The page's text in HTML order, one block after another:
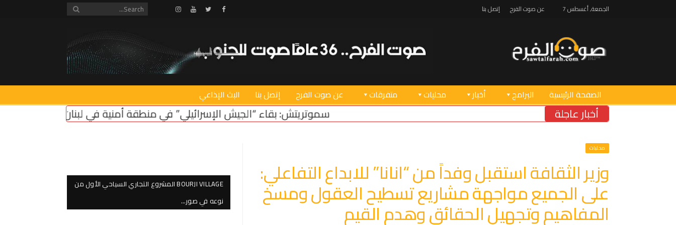
الجمعة, أغسطس 7 عن صوت الفرح إتصل بنا Facebook
Twitter
Youtube
Instagram
الصفحة الرئيسية البرامج أخبار محليات متفرقات عن صوت الفرح إتصل بنا البث الإذاعي
أخبار عاجلة سموتريتش: بقاء “الجيش الإسرائيلي” في منطقة أمنية في لبنان ضروري لأمن سكان الشمال
محليات
وزير الثقافة استقبل وفداً من “انانا” للابداع التفاعلي:
على الجميع مواجهة مشاريع تسطيح العقول ومسخ
المفاهيم وتجهيل الحقائق وهدم القيم
BOURJI VILLAGE المشروع التجاري السياحي الأول من
نوعه في صور…